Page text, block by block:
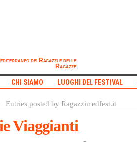
dei Ragazzi e delle
Ragazze
CHI SIAMO LUOGHI DEL FESTIVAL
Entries posted by Ragazzimedfest.it
Viaggianti